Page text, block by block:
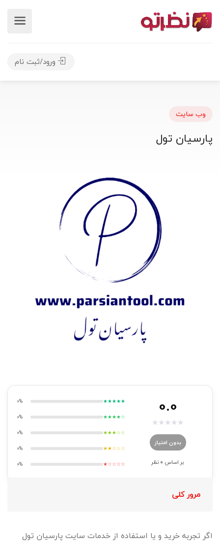
ورود/ثبت نام
وب سایت
پارسیان تول
0.0
★
★
★
★
★
بدون امتیاز
بر اساس 0 نظر
★★★★★
0%
★★★★☆
0%
★★★☆☆
0%
★★☆☆☆
0%
★☆☆☆☆
0%
مرور کلی
اگر تجربه خرید و یا استفاده از خدمات سایت پارسیان تول